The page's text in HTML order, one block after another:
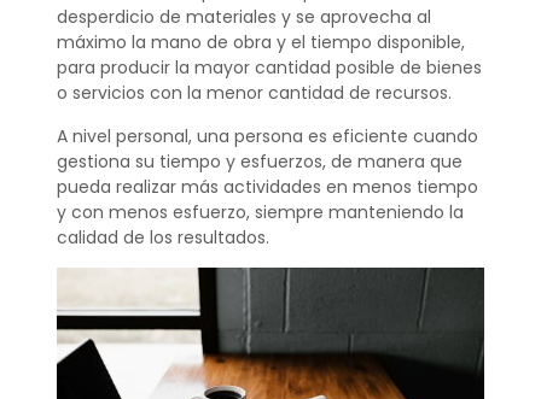
desperdicio de materiales y se aprovecha al
máximo la mano de obra y el tiempo disponible,
para producir la mayor cantidad posible de bienes
o servicios con la menor cantidad de recursos.
A nivel personal, una persona es eficiente cuando
gestiona su tiempo y esfuerzos, de manera que
pueda realizar más actividades en menos tiempo
y con menos esfuerzo, siempre manteniendo la
calidad de los resultados.